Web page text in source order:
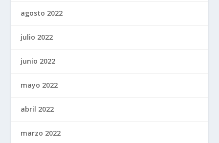
agosto 2022
julio 2022
junio 2022
mayo 2022
abril 2022
marzo 2022